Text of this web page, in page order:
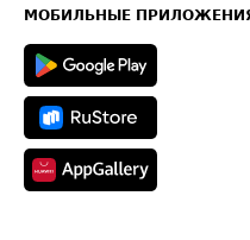
Техническая информация
МОБИЛЬНЫЕ